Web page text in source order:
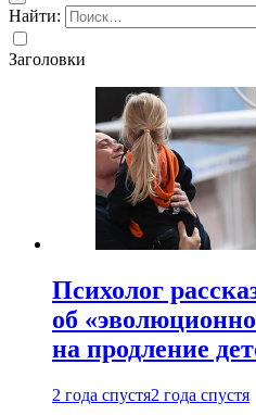
Найти:
Заголовки
Психолог
об
на продление
2 года спустя2 года спустя